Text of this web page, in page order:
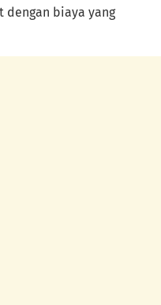
dengan biaya yang